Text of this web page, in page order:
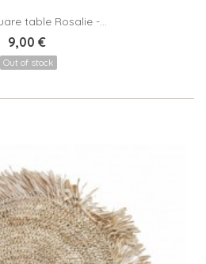
table Rosalie -...
9,00 €
Out of stock